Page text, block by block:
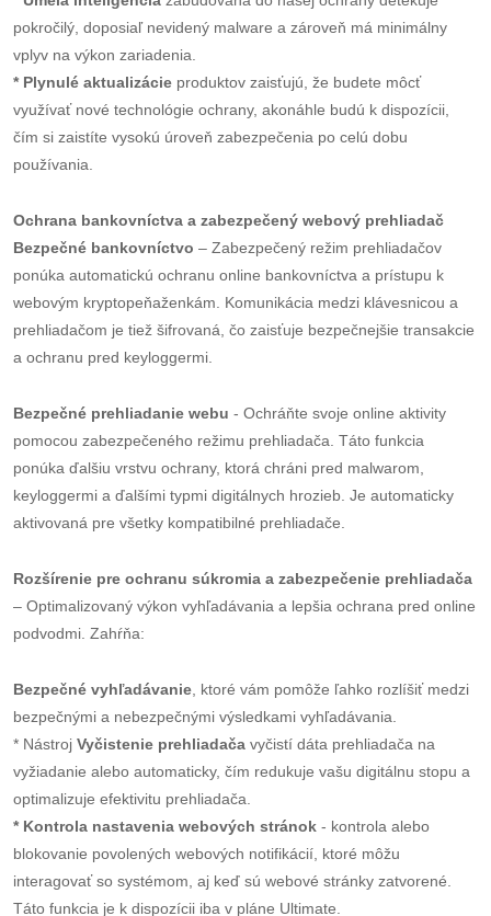
pokročilý, doposiaľ nevidený malware a zároveň má minimálny
vplyv na výkon zariadenia.
* Plynulé aktualizácie produktov zaisťujú, že budete môcť
využívať nové technológie ochrany, akonáhle budú k dispozícii,
čím si zaistíte vysokú úroveň zabezpečenia po celú dobu
používania.
Ochrana bankovníctva a zabezpečený webový prehliadač
Bezpečné bankovníctvo – Zabezpečený režim prehliadačov
ponúka automatickú ochranu online bankovníctva a prístupu k
webovým kryptopeňaženkám. Komunikácia medzi klávesnicou a
prehliadačom je tiež šifrovaná, čo zaisťuje bezpečnejšie transakcie
a ochranu pred keyloggermi.
Bezpečné prehliadanie webu - Ochráňte svoje online aktivity
pomocou zabezpečeného režimu prehliadača. Táto funkcia
ponúka ďalšiu vrstvu ochrany, ktorá chráni pred malwarom,
keyloggermi a ďalšími typmi digitálnych hrozieb. Je automaticky
aktivovaná pre všetky kompatibilné prehliadače.
Rozšírenie pre ochranu súkromia a zabezpečenie prehliadača
– Optimalizovaný výkon vyhľadávania a lepšia ochrana pred online
podvodmi. Zahŕňa:
Bezpečné vyhľadávanie , ktoré vám pomôže ľahko rozlíšiť medzi
bezpečnými a nebezpečnými výsledkami vyhľadávania.
* Nástroj Vyčistenie prehliadača vyčistí dáta prehliadača na
vyžiadanie alebo automaticky, čím redukuje vašu digitálnu stopu a
optimalizuje efektivitu prehliadača.
* Kontrola nastavenia webových stránok - kontrola alebo
blokovanie povolených webových notifikácií, ktoré môžu
interagovať so systémom, aj keď sú webové stránky zatvorené.
Táto funkcia je k dispozícii iba v pláne Ultimate.